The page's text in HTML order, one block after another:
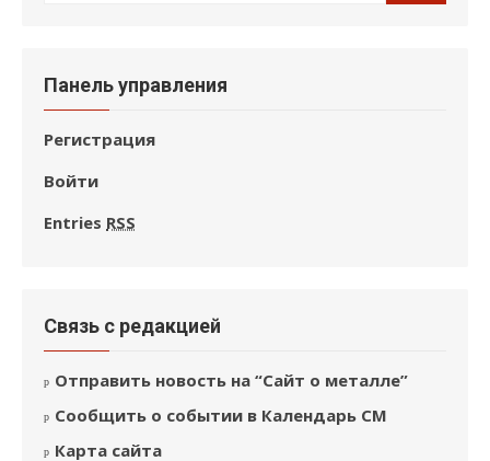
Панель управления
Регистрация
Войти
Entries RSS
Связь с редакцией
Отправить новость на “Сайт о металле”
Сообщить о событии в Календарь СМ
Карта сайта